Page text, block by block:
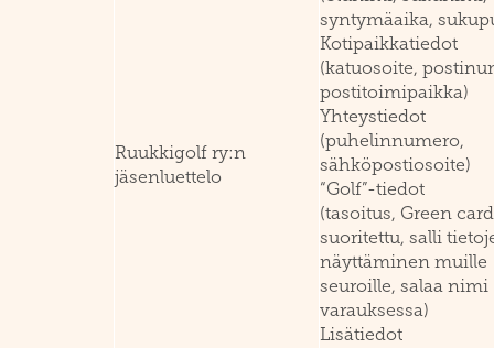
Ruukkigolf ry:n
jäsenluettelo
syntymäaika,
Kotipaikkatiedot
(katuosoite,
postitoimipaikka)
Yhteystiedot
(puhelinnumero,
sähköpostiosoite)
“Golf”-tiedot
(tasoitus, Green card
suoritettu, salli
näyttäminen muille
seuroille, salaa nimi
varauksessa)
Lisätiedot